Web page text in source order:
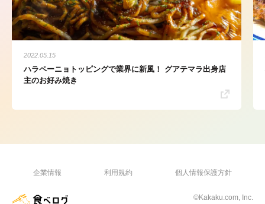
2022.05.15
ハラペーニョトッピングで業界に新風！ グアテマラ出身店
主のお好み焼き
企業情報 利用規約 個人情報保護方針
©Kakaku.com, Inc.